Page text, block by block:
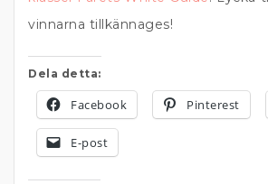
vinnarna tillkännages!
Dela detta:
Facebook Pinterest
E-post